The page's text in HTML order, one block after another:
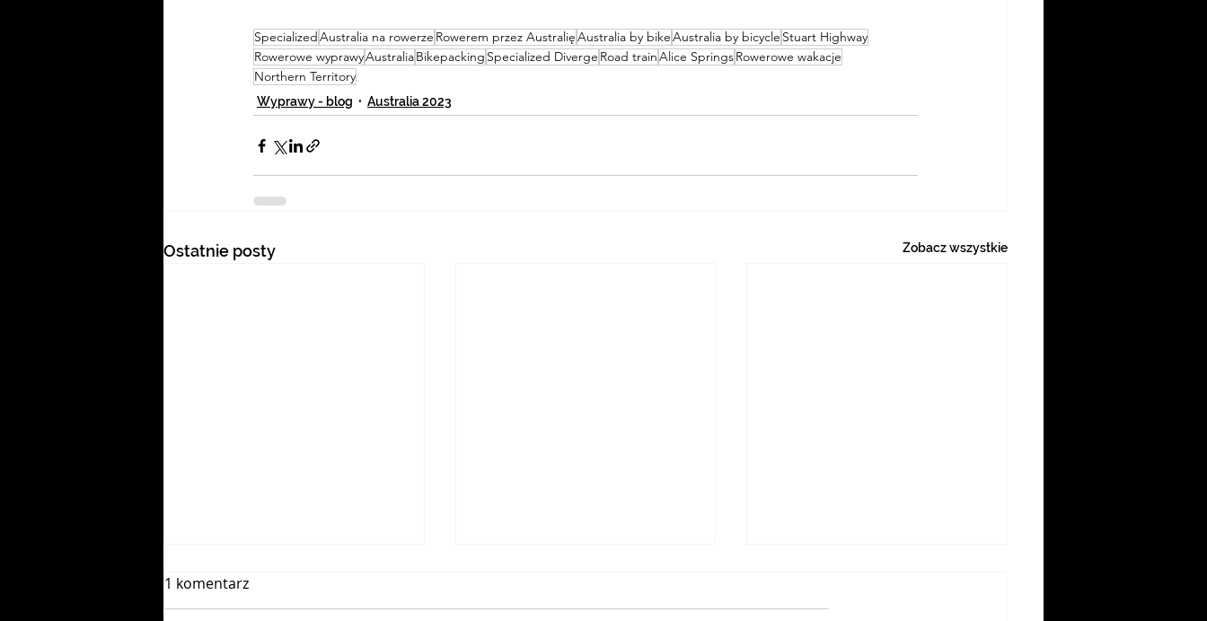
SpecializedAustralia na rowerze Rowerem przez AustralięAustralia by bikeAustralia by bicycle Stuart Highway
Rowerowe wyprawyAustraliaBikepacking Specialized Diverge Road trainAlice SpringsRowerowe wakacje
Northern Territory
Wyprawy - blog Australia 2023
Ostatnie posty Zobacz wszystkie
1 komentarz